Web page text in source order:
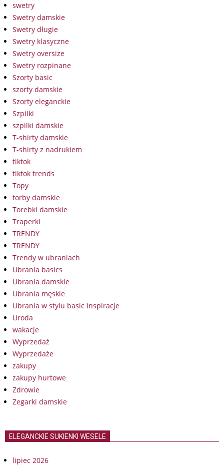
swetry
Swetry damskie
Swetry długie
Swetry klasyczne
Swetry oversize
Swetry rozpinane
Szorty basic
szorty damskie
Szorty eleganckie
Szpilki
szpilki damskie
T-shirty damskie
T-shirty z nadrukiem
tiktok
tiktok trends
Topy
torby damskie
Torebki damskie
Traperki
TRENDY
TRENDY
Trendy w ubraniach
Ubrania basics
Ubrania damskie
Ubrania męskie
Ubrania w stylu basic Inspiracje
Uroda
wakacje
Wyprzedaż
Wyprzedaże
zakupy
zakupy hurtowe
Zdrowie
Zegarki damskie
ELEGANCKIE SUKIENKI WESELE
lipiec 2026